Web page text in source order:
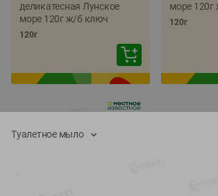
деликатесная Лунское
море 120г ж/б ключ
120г
море
120г
Туалетное мыло